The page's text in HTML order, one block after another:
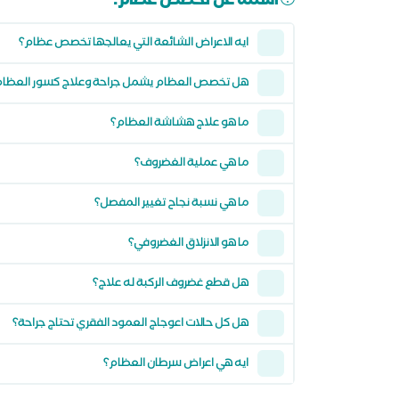
ايه الاعراض الشائعة التي يعالجها تخصص عظام؟
هل تخصص العظام يشمل جراحة وعلاج كسور
ما هو علاج هشاشة العظام؟
ما هي عملية الغضروف؟
ما هي نسبة نجاح تغيير المفصل؟
ما هو الانزلاق الغضروفي؟
هل قطع غضروف الركبة له علاج؟
هل كل حالات اعوجاج العمود الفقري تحتاج جراحة؟
ايه هي اعراض سرطان العظام؟